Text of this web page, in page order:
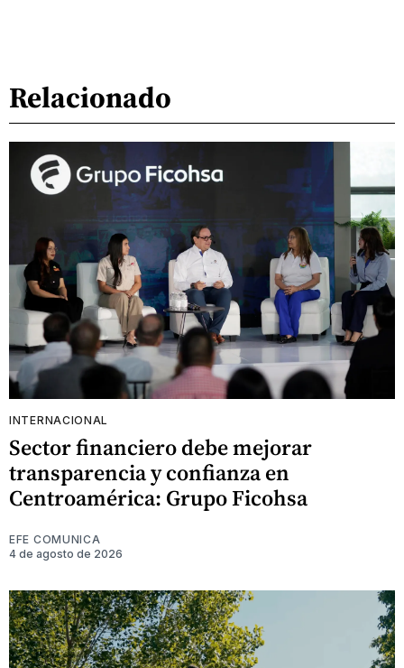
Relacionado
INTERNACIONAL
Sector financiero debe mejorar
transparencia y confianza en
Centroamérica: Grupo Ficohsa
EFE COMUNICA
4 de agosto de 2026